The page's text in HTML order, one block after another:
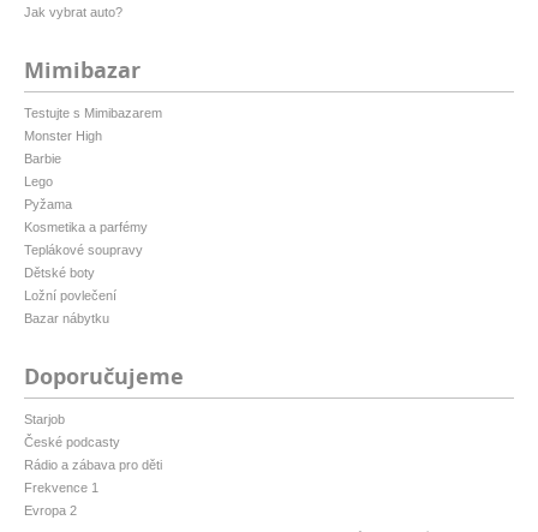
Jak vybrat auto?
Mimibazar
Testujte s Mimibazarem
Monster High
Barbie
Lego
Pyžama
Kosmetika a parfémy
Teplákové soupravy
Dětské boty
Ložní povlečení
Bazar nábytku
Doporučujeme
Starjob
České podcasty
Rádio a zábava pro děti
Frekvence 1
Evropa 2